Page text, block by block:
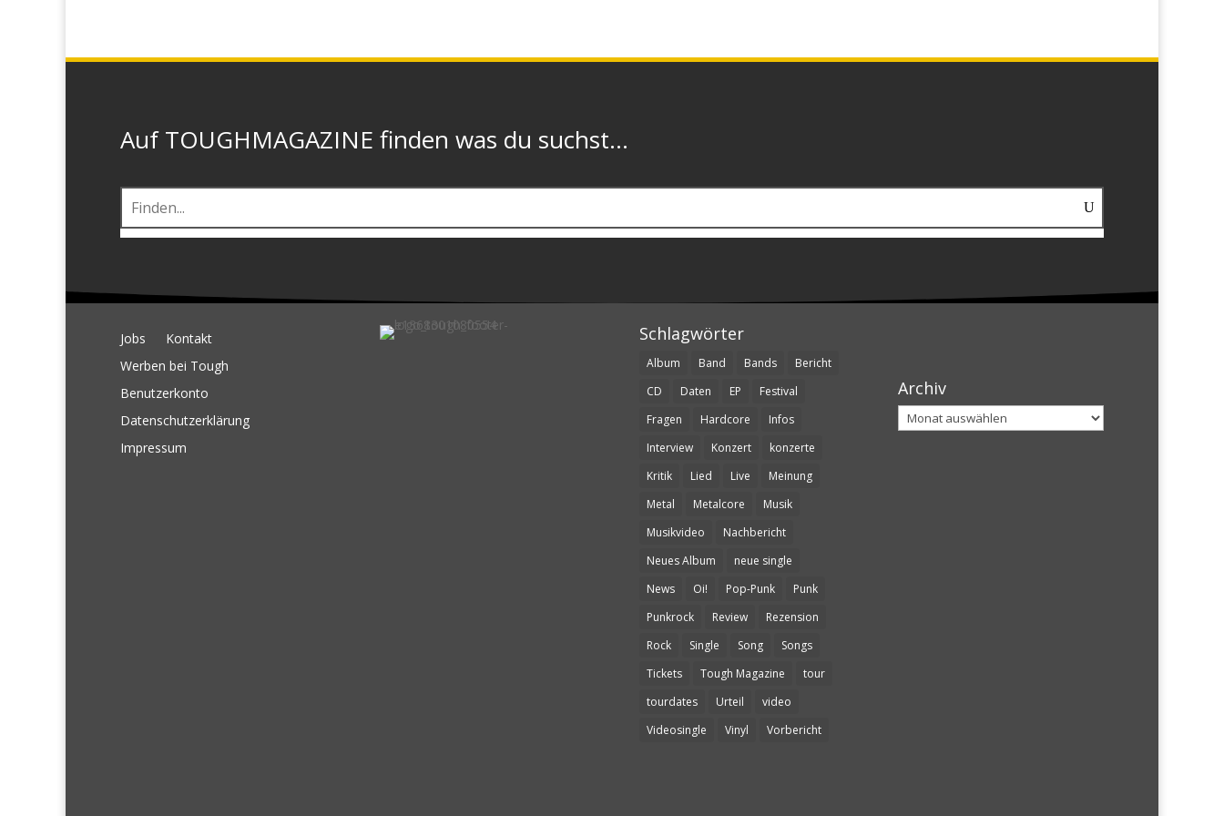
Auf TOUGHMAGAZINE finden was du suchst...
Jobs
Kontakt
Werben bei Tough
Benutzerkonto
Datenschutzerklärung
Impressum
Schlagwörter
Album Band Bands
Bericht
CD
Daten EP
Festival
Fragen
Hardcore
Infos
Interview
Konzert
konzerte
Kritik
Lied Live
Meinung
Metal
Metalcore
Musik
Musikvideo
Nachbericht
Neues Album
neue single
News
Oi! Pop-Punk
Punk
Punkrock
Review
Rezension
Rock
Single Song
Songs
Tickets
Tough Magazine
tour
tourdates
Urteil
video
Videosingle
Vinyl Vorbericht
Archiv
Archiv